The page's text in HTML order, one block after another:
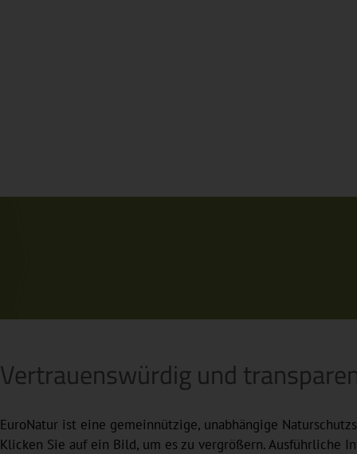
Vertrauenswürdig und
EuroNatur ist eine gemeinnützige, unabhängige
Klicken Sie auf ein Bild, um es zu vergrößern. Ausführliche